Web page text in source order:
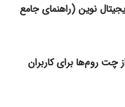
نوین (راهنمای جامع
چت روم‌ها برای کاربران